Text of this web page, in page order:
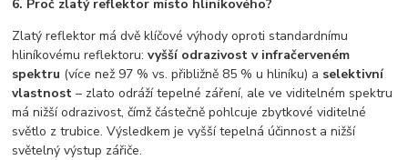
6. Proč zlatý reflektor místo hliníkového?
Zlatý reflektor má dvě klíčové výhody oproti standardnímu
hliníkovému reflektoru:vyšší odrazivost v infračerveném
spektru (více než 97 % vs. přibližně 85 % u hliníku) a selektivní
vlastnost – zlato odráží tepelné záření, ale ve viditelném spektru
má nižší odrazivost, čímž částečně pohlcuje zbytkové viditelné
světlo z trubice. Výsledkem je vyšší tepelná účinnost a nižší
světelný výstup zářiče.